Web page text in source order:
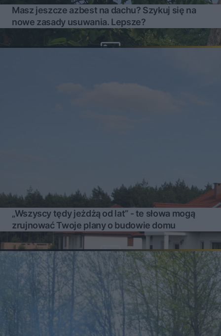
Masz jeszcze azbest na dachu? Szykuj się na
nowe zasady usuwania. Lepsze?
„Wszyscy tędy jeżdżą od lat” - te słowa mogą
zrujnować Twoje plany o budowie domu